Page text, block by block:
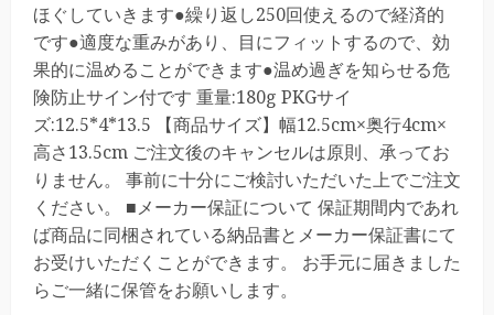
ほぐしていきます●繰り返し250回使えるので経済的
です●適度な重みがあり、目にフィットするので、効
果的に温めることができます●温め過ぎを知らせる危
険防止サイン付です 重量:180g PKGサイ
ズ:12.5*4*13.5 【商品サイズ】幅12.5cm×奥行4cm×
高さ13.5cm ご注文後のキャンセルは原則、承ってお
りません。 事前に十分にご検討いただいた上でご注文
ください。 ■メーカー保証について 保証期間内であれ
ば商品に同梱されている納品書とメーカー保証書にて
お受けいただくことができます。 お手元に届きました
らご一緒に保管をお願いします。